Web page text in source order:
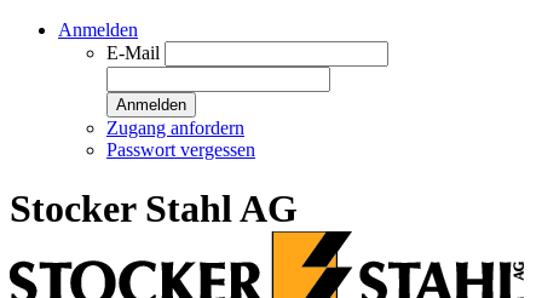
Anmelden
E-Mail
Anmelden
Zugang anfordern
Passwort vergessen
Stocker Stahl AG